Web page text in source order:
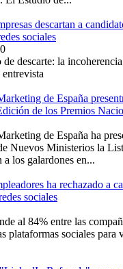
descartan a
sociales
descarte: la
de España
de los Premios
de España ha
Nuevos Ministerios la
a los galardones en...
ha rechazado a
sociales
al 84% entre las
plataformas sociales para